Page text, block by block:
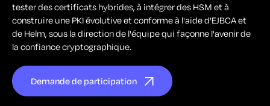
tester des certificats hybrides, à intégrer des HSM et à
construire une PKI évolutive et conforme à l'aide d'EJBCA et
de Helm, sous la direction de l'équipe qui façonne l'avenir de
la confiance cryptographique.
Demande de participation